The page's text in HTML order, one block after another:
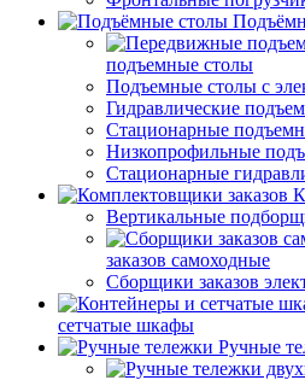
подъемные столы
Подъемные столы с
Гидравлические
Стационарные
Низкопрофильные
Стационарные
Вертикальные
заказов самоходные
Сборщики заказов
сетчатые шкафы
Ручные